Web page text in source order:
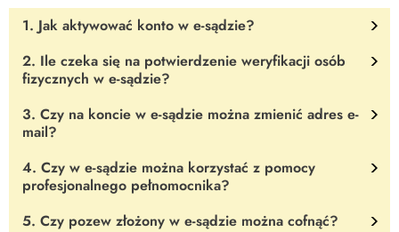
1. Jak aktywować konto w e-sądzie?
Twoje konto będzie aktywne po wejściu na stronę, do której link
został Ci przesłany na podany w trakcie rejestracji adres e-mail.
Razem z adresem podana jest też nazwa użytkownika - składa się
ona z szeregu cyfr. Następnie możesz przejść na stronę główną e-
nazwę użytkownika, swoje hasło.. i już.Możesz korzystać ze
wszystkich dobrodziejstw e-sądu.
2. Ile czeka się na potwierdzenie weryfikacji osób
fizycznych w e-sądzie?
Najczęściej czas oczekiwania wynosi2-3 dni.
3. Czy na koncie w e-sądzie można zmienić adres e-
mail?
Oczywiście. Jeśli chcesz zmienić podany przy zakładaniu konta
adres e-mail,wybierz opcję „zamiana e-mail” i podaj nowy
adres.
4. Czy w e-sądzie można korzystać z pomocy
profesjonalnego pełnomocnika?
Tak. Aby moc Cię reprezentować, Twój pełnomocnik również
5. Czy pozew złożony w e-sądzie można cofnąć?